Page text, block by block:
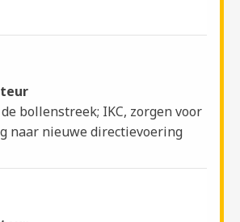
bollenstreek; IKC, zorgen voor
naar nieuwe directievoering